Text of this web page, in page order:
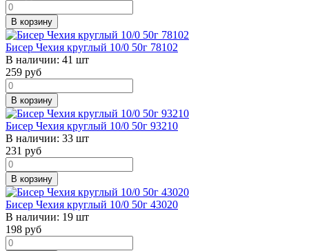
В корзину
Бисер Чехия круглый 10/0 50г 78102
В наличии: 41 шт
259 руб
В корзину
Бисер Чехия круглый 10/0 50г 93210
В наличии: 33 шт
231 руб
В корзину
Бисер Чехия круглый 10/0 50г 43020
В наличии: 19 шт
198 руб